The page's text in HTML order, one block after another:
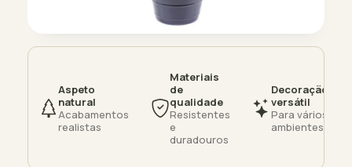
Aspeto
natural
Acabamentos
realistas
Materiais
de
qualidade
Resistentes
e
duradouros
Decoração
versátil
Para vários
ambientes